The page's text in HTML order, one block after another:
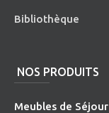
Bibliothèque
NOS PRODUITS
Meubles de Séjour